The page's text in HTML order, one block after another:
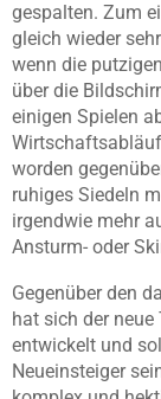
gespalten. Zum
gleich wieder
wenn die
über die
einigen Spielen
worden
ruhiges Siedeln
irgendwie mehr
Ansturm- oder
Gegenüber den
hat sich der
entwickelt und
Neueinsteiger